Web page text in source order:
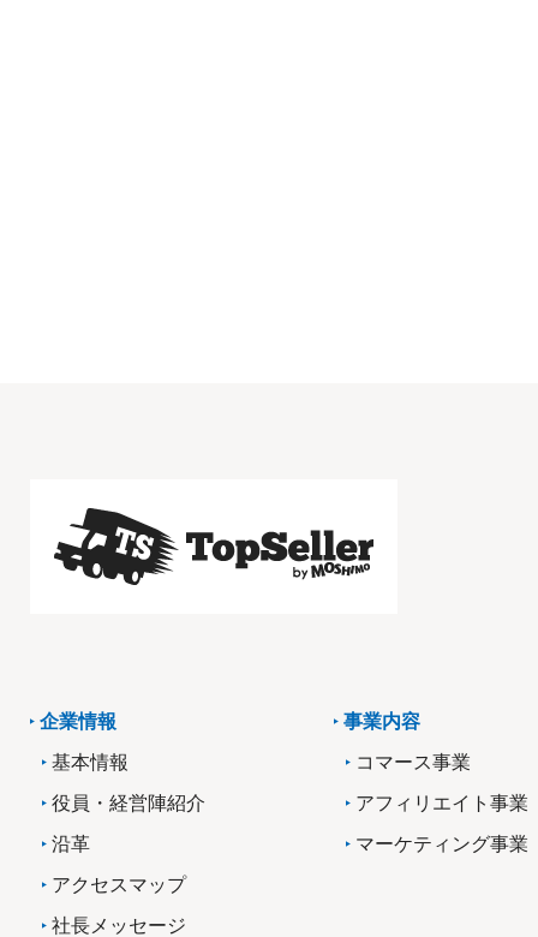
企業情報
基本情報
役員・経営陣紹介
沿革
アクセスマップ
社長メッセージ
事業内容
コマース事業
アフィリエイト事業
マーケティング事業